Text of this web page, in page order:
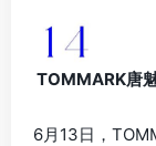
TOMMARK唐
6月13日，